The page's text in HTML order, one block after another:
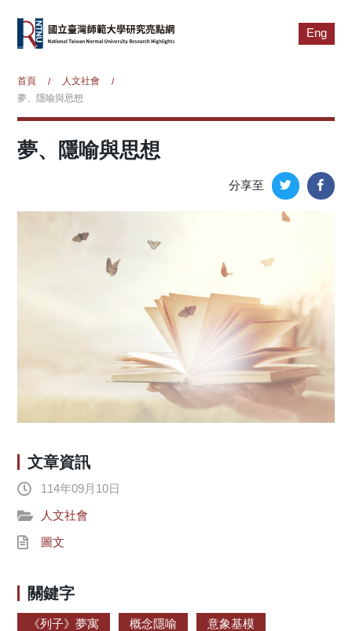
Eng
首頁 / 人文社會
/
夢、隱喻與思想
夢、隱喻與思想
分享至
文章資訊
114年09月10日
人文社會
圖文
關鍵字
《列子》夢寓 概念隱喻 意象基模